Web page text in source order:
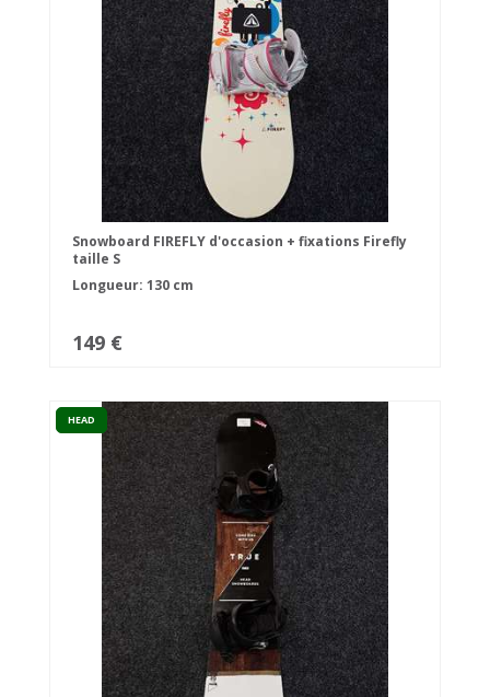
Snowboard FIREFLY d'occasion + fixations Firefly
taille S
Longueur: 130 cm
149 €
HEAD